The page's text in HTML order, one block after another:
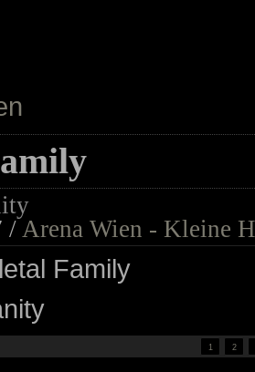
/ Arena Wien - Kleine
Family
1 2